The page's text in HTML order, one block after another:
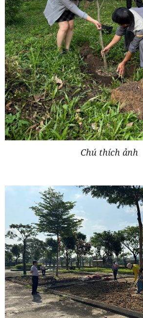
Chú thích ảnh